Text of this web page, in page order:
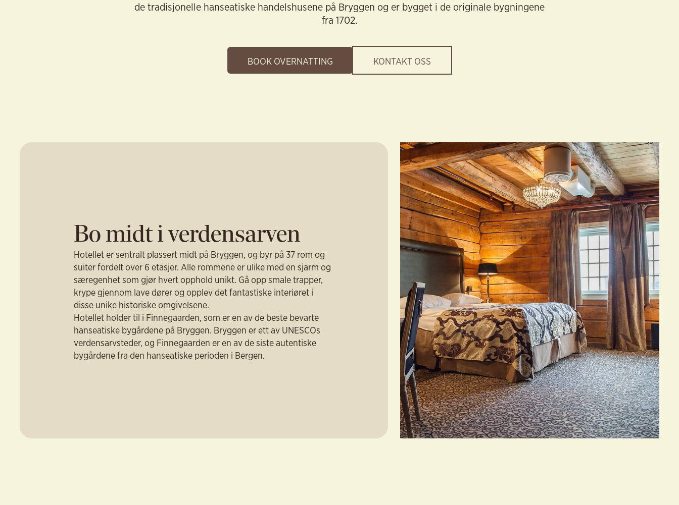
de tradisjonelle hanseatiske handelshusene på Bryggen og er bygget i de originale bygningene
fra 1702.
BOOK OVERNATTING KONTAKT OSS
Bo midt i verdensarven
Hotellet er sentralt plassert midt på Bryggen, og byr på 37 rom og
suiter fordelt over 6 etasjer. Alle rommene er ulike med en sjarm og
særegenhet som gjør hvert opphold unikt. Gå opp smale trapper,
krype gjennom lave dører og opplev det fantastiske interiøret i
disse unike historiske omgivelsene.
Hotellet holder til i Finnegaarden, som er en av de beste bevarte
hanseatiske bygårdene på Bryggen. Bryggen er ett av UNESCOs
verdensarvsteder, og Finnegaarden er en av de siste autentiske
bygårdene fra den hanseatiske perioden i Bergen.